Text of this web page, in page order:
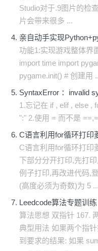
Studio对于.9图片的检
片会带来很多 ...
亲自动手实现
功能1:实现游戏整体界
import time import
pygame.init() # 创建用
SyntaxError ：invalid
1.忘记在 if , elif , else ,
":" 2.使用 = 而不是
C语言利用for循环打印
C语言利用for循环打印
下部分分开打印,先打
例子打印,再改进代码,
(高度必须为奇数)为 5 ...
Leedcode算法专题训练
算法思想 双指针 167.
典型用法 如果两个指
到要求的结果: 如果